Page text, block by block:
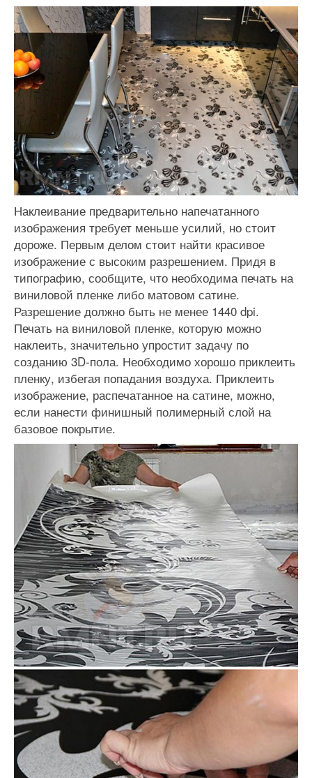
Наклеивание предварительно напечатанного
изображения требует меньше усилий, но стоит
дороже. Первым делом стоит найти красивое
изображение с высоким разрешением. Придя в
типографию, сообщите, что необходима печать на
виниловой пленке либо матовом сатине.
Разрешение должно быть не менее 1440 dpi.
Печать на виниловой пленке, которую можно
наклеить, значительно упростит задачу по
созданию 3D-пола. Необходимо хорошо приклеить
пленку, избегая попадания воздуха. Приклеить
изображение, распечатанное на сатине, можно,
если нанести финишный полимерный слой на
базовое покрытие.